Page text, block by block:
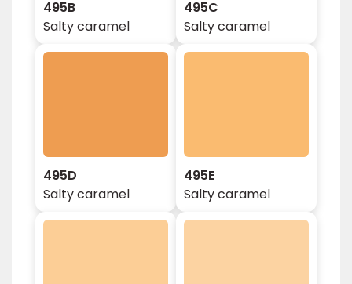
495B
Salty caramel
495C
Salty caramel
495D
Salty caramel
495E
Salty caramel